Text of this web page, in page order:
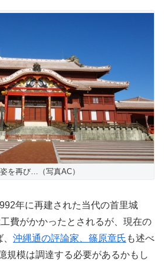
を再び…（写真AC）
年に再建された当代の首里城
費がかかったとされるが、現在の
沖縄通の評論家、篠原章氏 も述べ
規模は調達する必要があるかもし